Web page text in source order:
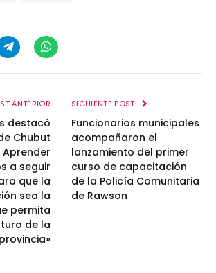
TelegramWhatsApp
ANTERIOR
destacó
Chubut
Aprender
a seguir
que la
sea la
permita
de la
provincia»
SIGUIENTE POST
Funcionarios municipales
acompañaron el
lanzamiento del primer
curso de capacitación
de la Policía Comunitaria
de Rawson